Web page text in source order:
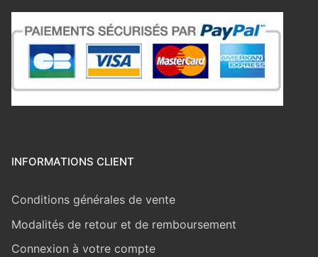
INFORMATIONS CLIENT
Conditions générales de vente
Modalités de retour et de remboursement
Connexion à votre compte